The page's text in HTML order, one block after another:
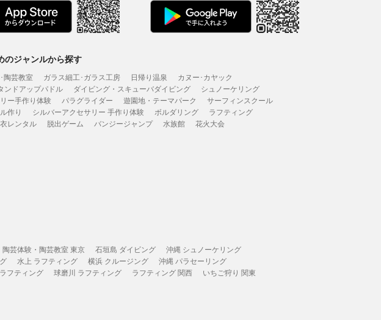
のジャンルから探す
陶芸教室 ガラス細工･ガラス工房 日帰り温泉
カヌー･カヤック
ンドアップパドル
ダイビング・スキューバダイビング
シュノーケリング
ー手作り体験
パラグライダー 遊園地・テーマパーク
サーフィンスクール
作り
シルバーアクセサリー 手作り体験 ボルダリング
ラフティング
レンタル
脱出ゲーム バンジージャンプ 水族館 花火大会
陶芸体験・陶芸教室 東京 石垣島 ダイビング
沖縄 シュノーケリング
水上 ラフティング 横浜 クルージング
沖縄 パラセーリング
フティング 球磨川 ラフティング ラフティング 関西
いちご狩り 関東